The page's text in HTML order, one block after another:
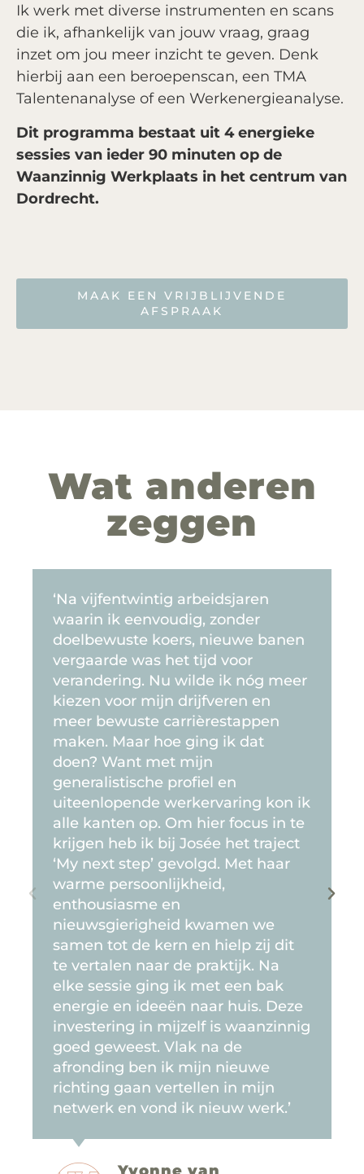
Ik werk met diverse instrumenten en scans
die ik, afhankelijk van jouw vraag, graag
inzet om jou meer inzicht te geven. Denk
hierbij aan een beroepenscan, een TMA
Talentenanalyse of een Werkenergieanalyse.
Dit programma bestaat uit 4 energieke
sessies van ieder 90 minuten op de
Waanzinnig Werkplaats in het centrum van
Dordrecht.
MAAK EEN VRIJBLIJVENDE
AFSPRAAK
Wat anderen
zeggen
‘Na vijfentwintig arbeidsjaren
waarin ik eenvoudig, zonder
doelbewuste koers, nieuwe banen
vergaarde was het tijd voor
verandering. Nu wilde ik nóg meer
kiezen voor mijn drijfveren en
meer bewuste carrièrestappen
maken. Maar hoe ging ik dat
doen? Want met mijn
generalistische profiel en
uiteenlopende werkervaring kon ik
alle kanten op. Om hier focus in te
krijgen heb ik bij Josée het traject
‘My next step’ gevolgd. Met haar
warme persoonlijkheid,
enthousiasme en
nieuwsgierigheid kwamen we
samen tot de kern en hielp zij dit
te vertalen naar de praktijk. Na
elke sessie ging ik met een bak
energie en ideeën naar huis. Deze
investering in mijzelf is waanzinnig
goed geweest. Vlak na de
afronding ben ik mijn nieuwe
richting gaan vertellen in mijn
netwerk en vond ik nieuw werk.’